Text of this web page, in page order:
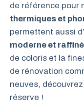
de référence pour
thermiques et
permettent aussi
moderne et
de coloris et la
de rénovation
neuves,
réserve !